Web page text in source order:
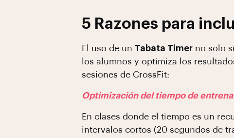
5 Razones para
El uso de un Tabata Timer no solo
los alumnos y optimiza los
sesiones de CrossFit:
Optimización del tiempo de
En clases donde el tiempo es un
intervalos cortos (20 segundos de